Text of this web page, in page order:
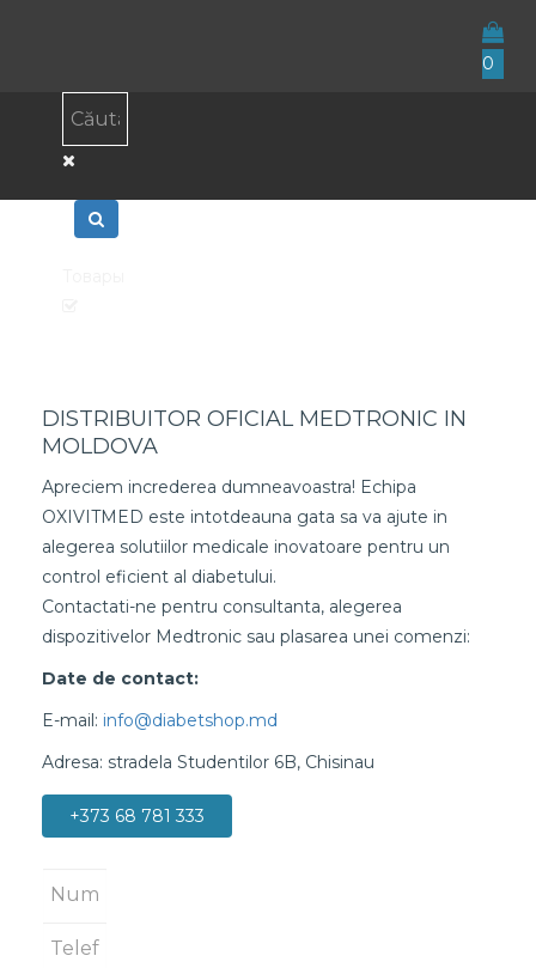
0
DISTRIBUITOR OFICIAL MEDTRONIC IN
MOLDOVA
Apreciem increderea dumneavoastra! Echipa
OXIVITMED este intotdeauna gata sa va ajute in
alegerea solutiilor medicale inovatoare pentru un
control eficient al diabetului.
Contactati-ne pentru consultanta, alegerea
dispozitivelor Medtronic sau plasarea unei comenzi:
Date de contact:
E-mail:
Adresa: stradela Studentilor 6B, Chisinau
+373 68 781 333